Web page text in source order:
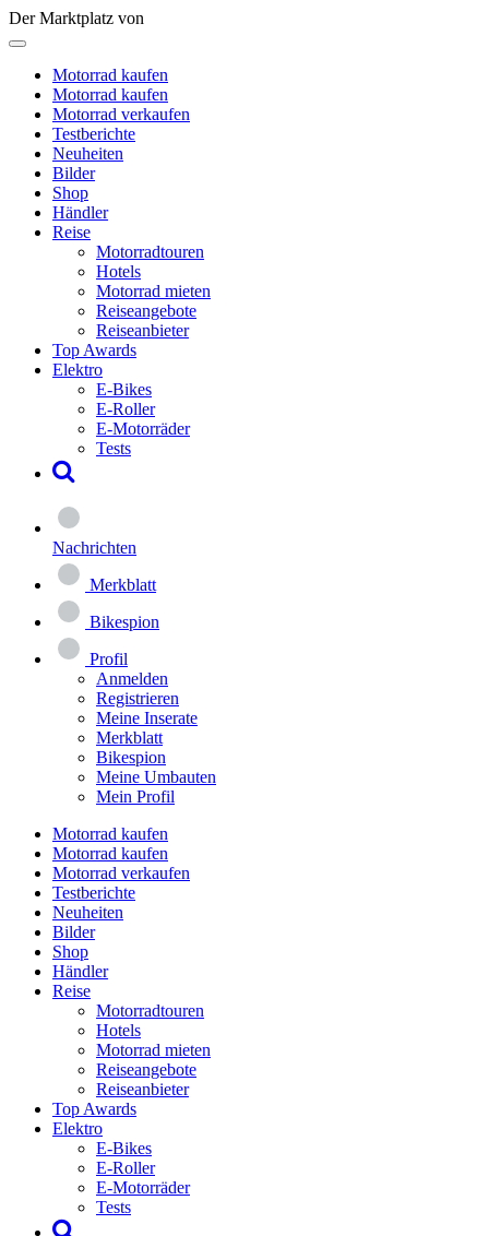
Der Marktplatz von
Motorrad kaufen
Motorrad kaufen
Motorrad verkaufen
Testberichte
Neuheiten
Bilder
Shop
Händler
Reise
Motorradtouren
Hotels
Motorrad mieten
Reiseangebote
Reiseanbieter
Top Awards
Elektro
E-Bikes
E-Roller
E-Motorräder
Tests
Nachrichten
Merkblatt
Bikespion
Profil
Anmelden
Registrieren
Meine Inserate
Merkblatt
Bikespion
Meine Umbauten
Mein Profil
Motorrad kaufen
Motorrad kaufen
Motorrad verkaufen
Testberichte
Neuheiten
Bilder
Shop
Händler
Reise
Motorradtouren
Hotels
Motorrad mieten
Reiseangebote
Reiseanbieter
Top Awards
Elektro
E-Bikes
E-Roller
E-Motorräder
Tests